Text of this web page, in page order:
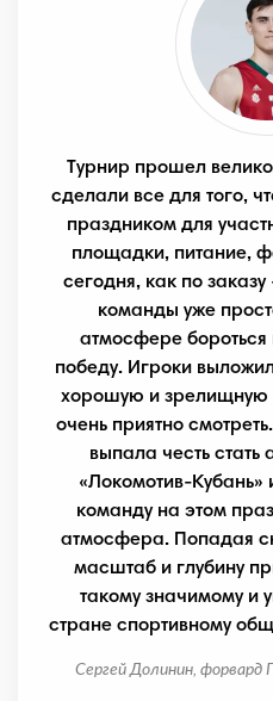
Турнир прошел
сделали все для того,
праздником для
площадки, питание,
сегодня, как по
команды уже
атмосфере
победу. Игроки
хорошую и зрелищную
очень приятно
выпала честь
«Локомотив-Кубань»
команду на этом
атмосфера. Попадая
масштаб и глубину
такому значимому и
стране спортивному
Сергей Долинин, форвард